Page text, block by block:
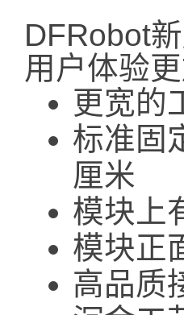
DFRobot
用户体验更
更宽的
标准固
厘米
模块上
模块正
高品质